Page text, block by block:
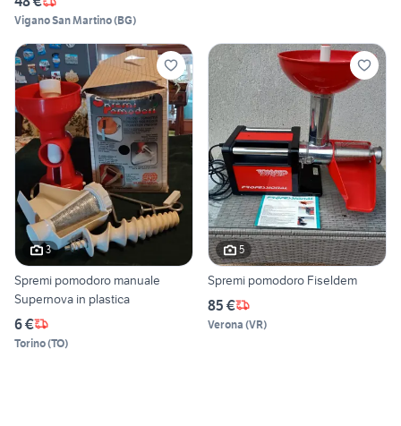
Vigano San Martino(BG)
3
Spremi pomodoro manuale
Supernova in plastica
6 €
Torino(TO)
5
Spremi pomodoro Fiseldem
85 €
Verona (VR)